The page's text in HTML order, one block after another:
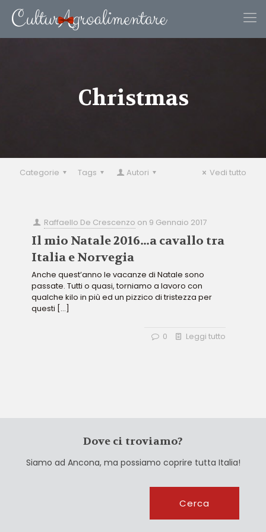
Christmas
Categorie Tags Autori Vedi tutto
Raffaello De Crescenzo on 9 Gennaio 2017
Il mio Natale 2016…a cavallo tra
Italia e Norvegia
Anche quest’anno le vacanze di Natale sono
passate. Tutti o quasi, torniamo a lavoro con
qualche kilo in più ed un pizzico di tristezza per
questi […]
0 Leggi tutto
Dove ci troviamo?
Siamo ad Ancona, ma possiamo coprire tutta Italia!
Cerca